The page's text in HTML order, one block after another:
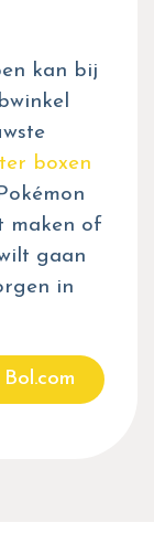
kan bij
boxen
maken of
gaan
in